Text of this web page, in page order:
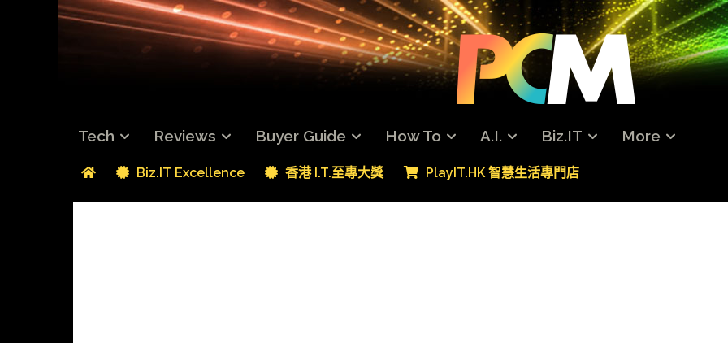
Tech Reviews Buyer Guide How To A.I. Biz.IT More
Biz.IT Excellence 香港 I.T.至專大獎 PlayIT.HK 智慧生活專門店